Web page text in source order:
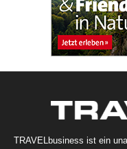
TRAVELbusiness ist ein